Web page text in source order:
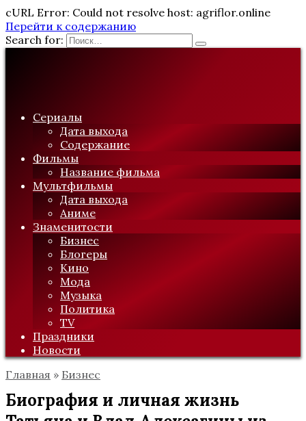
cURL Error: Could not resolve host: agriflor.online
Перейти к содержанию
Search for:
Сериалы
Дата выхода
Содержание
Фильмы
Название фильма
Мультфильмы
Дата выхода
Аниме
Знаменитости
Бизнес
Блогеры
Кино
Мода
Музыка
Политика
TV
Праздники
Новости
Главная » Бизнес
Биография и личная жизнь